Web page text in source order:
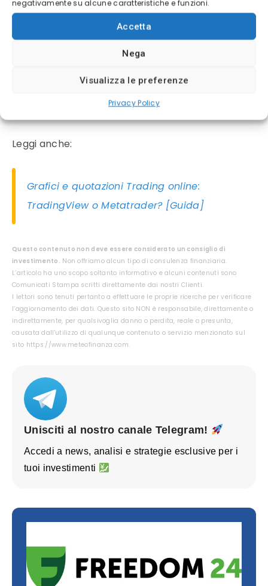
negativamente su alcune caratteristiche e funzioni.
Accetta
Nega
Visualizza le preferenze
Privacy Policy
permette di personalizzare il
messaggio che si riceverà nel momento in cui si
TradingView: condividi, comunica, impara!
Leggi anche:
Grafici e quotazioni Trading online:
TradingView o Metatrader? [Guida]
Questo contenuto non deve essere considerato un consiglio di
investimento. Non offriamo alcun tipo di consulenza finanziaria.
L’articolo ha uno scopo soltanto informativo e alcuni contenuti sono
Comunicati Stampa scritti direttamente dai nostri Clienti.
I lettori sono tenuti pertanto a effettuare le proprie ricerche per verificare
l’aggiornamento dei dati. Questo sito NON è responsabile, direttamente o
indirettamente, per qualsivoglia danno o perdita, reale o presunta,
causata dall'utilizzo di qualunque contenuto o servizio menzionato sul
sito https://www.meteofinanza.com.
Unisciti al nostro canale Telegram!
Accedi a news, analisi e strategie esclusive per i
tuoi investimenti